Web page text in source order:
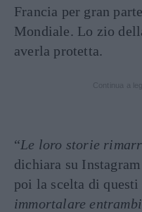
Francia per gran
Mondiale. Lo zio
averla protetta.
“Le loro storie
dichiara su
poi la scelta di
immortalare